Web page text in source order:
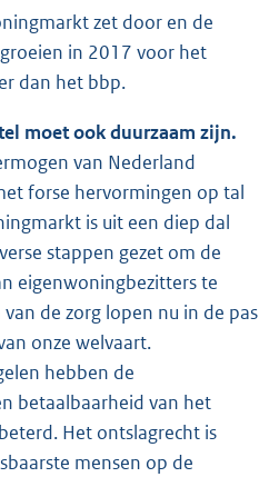
zet door en de
in 2017 voor het
dan het bbp.
moet ook duurzaam zijn.
van Nederland
forse hervormingen op tal
is uit een diep dal
stappen gezet om de
eigenwoningbezitters te
de zorg lopen nu in de pas
onze welvaart.
hebben de
betaalbaarheid van het
Het ontslagrecht is
mensen op de